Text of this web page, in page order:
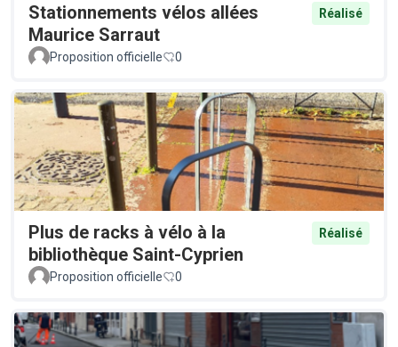
Stationnements vélos allées
Maurice Sarraut
Réalisé
Proposition officielle 0
Plus de racks à vélo à la
bibliothèque Saint-Cyprien
Réalisé
Proposition officielle 0